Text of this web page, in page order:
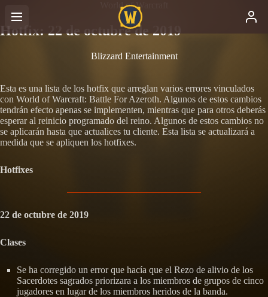
World of Warcraft
Hotfix: 22 de octubre de 2019
Blizzard Entertainment
Esta es una lista de los hotfix que arreglan varios errores vinculados
con World of Warcraft: Battle For Azeroth. Algunos de estos cambios
tendrán efecto apenas se implementen, mientras que para otros deberás
esperar al reinicio programado del reino. Algunos de estos cambios no
se aplicarán hasta que actualices tu cliente. Esta lista se actualizará a
medida que se apliquen los hotfixes.
Hotfixes
22 de octubre de 2019
Clases
Se ha corregido un error que hacía que el Rezo de alivio de los
Sacerdotes sagrados priorizara a los miembros de grupos de cinco
jugadores en lugar de los miembros heridos de la banda.